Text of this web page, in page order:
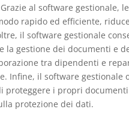
al software gestionale,
rapido ed efficiente,
il software gestionale
la gestione dei documenti e
tra dipendenti e
Infine, il software
proteggere i propri
protezione dei dati.